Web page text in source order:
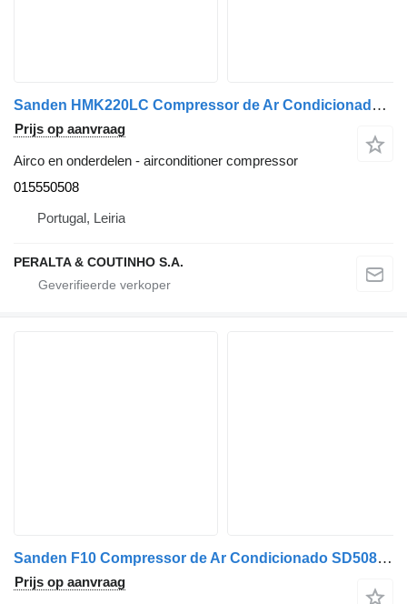
Sanden HMK220LC Compressor de Ar Condicionado SD5H14 015550508 airconditioner compressor voor JCB 143 vrachtwagen
Prijs op aanvraag
Airco en onderdelen - airconditioner compressor
015550508
Portugal, Leiria
PERALTA & COUTINHO S.A.
Sanden F10 Compressor de Ar Condicionado SD508 1259340 airconditioner compressor voor Volvo F10 vrachtwagen
Prijs op aanvraag